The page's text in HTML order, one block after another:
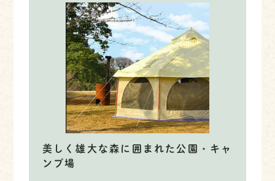
美しく雄大な森に囲まれた公園・キャ
ンプ場